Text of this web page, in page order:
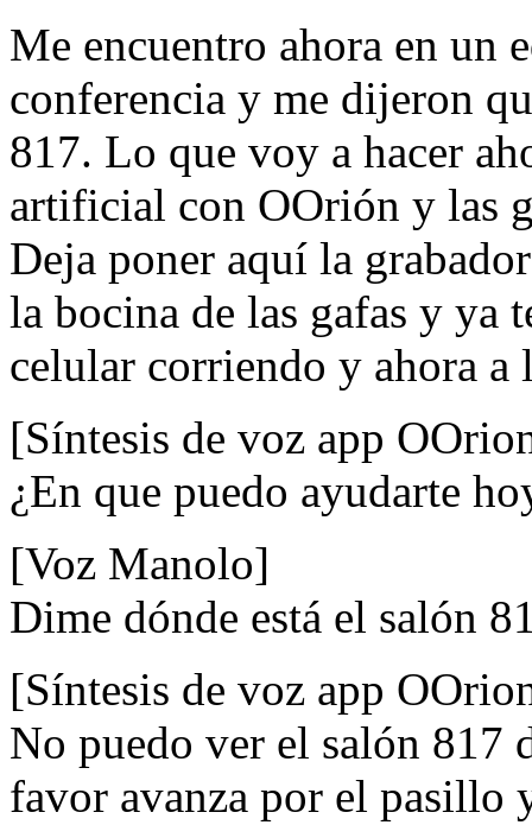
Me encuentro ahora en un
conferencia y me dijeron
817. Lo que voy a hacer
artificial con OOrión y las
Deja poner aquí la
la bocina de las gafas y ya
celular corriendo y ahora
[Síntesis de voz app
¿En que puedo ayudarte
[Voz Manolo]
Dime dónde está el salón
[Síntesis de voz app
No puedo ver el salón 817
favor avanza por el pasillo